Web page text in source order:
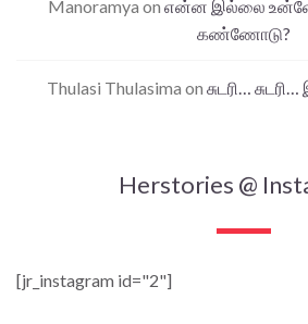
Manoramya on என்ன இல்லை
கண்ணோடு?
Thulasi Thulasima on சுடரி…
Herstories @
[jr_instagram id="2"]